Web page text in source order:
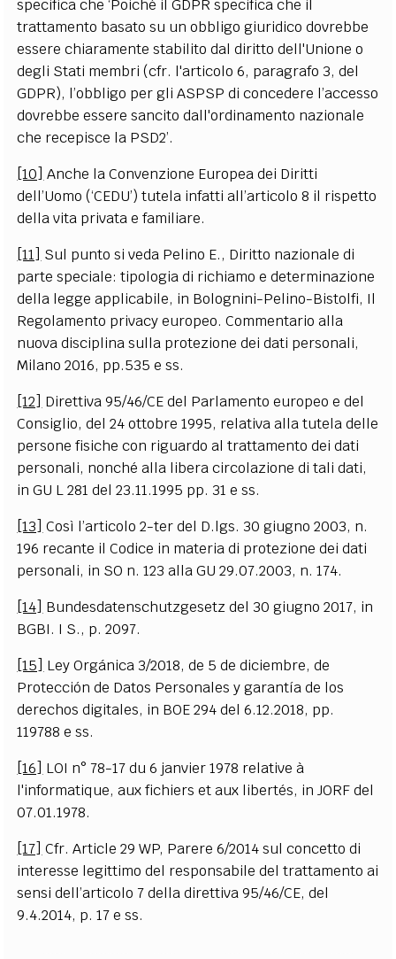
specifica che ‘Poiché il GDPR specifica che il
trattamento basato su un obbligo giuridico dovrebbe
essere chiaramente stabilito dal diritto dell'Unione o
degli Stati membri (cfr. l'articolo 6, paragrafo 3, del
GDPR), l’obbligo per gli ASPSP di concedere l’accesso
dovrebbe essere sancito dall'ordinamento nazionale
che recepisce la PSD2’.
[10] Anche la Convenzione Europea dei Diritti
dell’Uomo (‘CEDU’) tutela infatti all’articolo 8 il rispetto
della vita privata e familiare.
[11]
Sul punto si veda Pelino E., Diritto nazionale di
parte speciale: tipologia di richiamo e determinazione
della legge applicabile, in Bolognini-Pelino-Bistolfi, Il
Regolamento privacy europeo. Commentario alla
nuova disciplina sulla protezione dei dati personali,
Milano 2016, pp.535 e ss.
[12]
Direttiva 95/46/CE del Parlamento europeo e del
Consiglio, del 24 ottobre 1995, relativa alla tutela delle
persone fisiche con riguardo al trattamento dei dati
personali, nonché alla libera circolazione di tali dati,
in GU L 281 del 23.11.1995 pp. 31 e ss.
[13] Così l’articolo 2-ter del D.lgs. 30 giugno 2003, n.
196 recante il Codice in materia di protezione dei dati
personali, in SO n. 123 alla GU 29.07.2003, n. 174.
[14] Bundesdatenschutzgesetz del 30 giugno 2017, in
BGBI. I S., p. 2097.
[15]
Ley Orgánica 3/2018, de 5 de diciembre, de
Protección de Datos Personales y garantía de los
derechos digitales, in BOE 294 del 6.12.2018, pp.
119788 e ss.
[16]
LOI n° 78-17 du 6 janvier 1978 relative à
l'informatique, aux fichiers et aux libertés, in JORF del
07.01.1978.
[17] Cfr. Article 29 WP, Parere 6/2014 sul concetto di
interesse legittimo del responsabile del trattamento ai
sensi dell’articolo 7 della direttiva 95/46/CE, del
9.4.2014, p. 17 e ss.